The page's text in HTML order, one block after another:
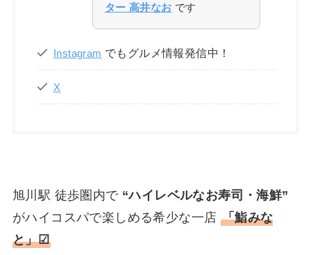
ター 高井なお です
Instagram でもグルメ情報発信中！
X
旭川駅 徒歩圏内で “ハイレベルなお寿司・海鮮”
がハイコスパで楽しめる希少な一店 「鮨みな
と」☑